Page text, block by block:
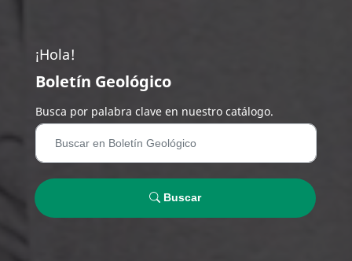
¡Hola!
Boletín Geológico
Busca por palabra clave en nuestro catálogo.
Buscar